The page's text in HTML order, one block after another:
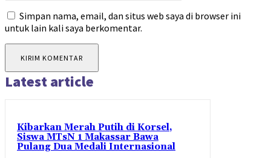
Simpan nama, email, dan situs web saya di browser ini
untuk lain kali saya berkomentar.
Latest article
Kibarkan Merah Putih di Korsel,
Siswa MTsN 1 Makassar Bawa
Pulang Dua Medali Internasional